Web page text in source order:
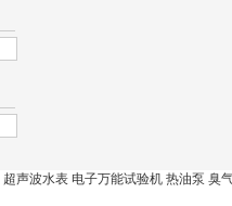
超声波水表 电子万能试验机 热油泵 臭